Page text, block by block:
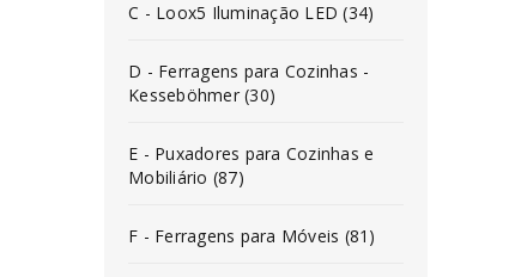
C - Loox5 Iluminação LED (34)
D - Ferragens para Cozinhas -
Kesseböhmer (30)
E - Puxadores para Cozinhas e
Mobiliário (87)
F - Ferragens para Móveis (81)